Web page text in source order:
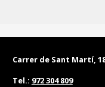
Carrer de Sant
Tel.: 972 304 809